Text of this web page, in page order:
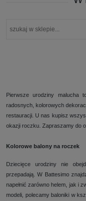
Pierwsze urodziny malucha
radosnych, kolorowych
restauracji. U nas kupisz
okazji roczku. Zapraszamy do
Kolorowe balony na roczek
Dziecięce urodziny nie
przepadają. W Battesimo
napełnić zarówno helem, jak i
modeli, polecamy baloniki w